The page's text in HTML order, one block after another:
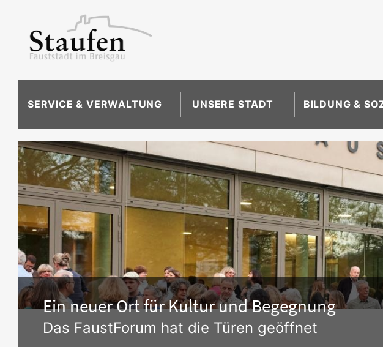
SERVICE & VERWALTUNG UNSERE STADT BILDUNG &
Ein neuer Ort für Kultur und Begegnung
Das FaustForum hat die Türen geöffnet